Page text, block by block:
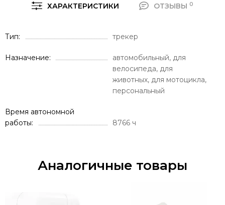
ХАРАКТЕРИСТИКИ ОТЗЫВЫ 0
Тип трекер
Назначение
автомобильный, для
велосипеда, для
животных, для мотоцикла,
персональный
Время автономной
работы
8766 ч
Аналогичные товары